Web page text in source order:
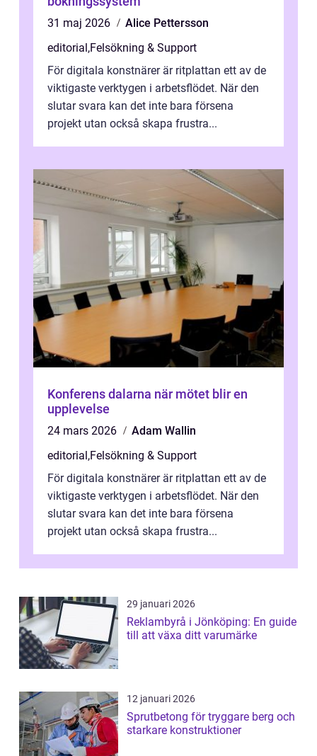
31 maj 2026
Alice Pettersson
editorial,Felsökning & Support
För digitala konstnärer är ritplattan ett av de
viktigaste verktygen i arbetsflödet. När den
slutar svara kan det inte bara försena
projekt utan också skapa frustra...
Konferens dalarna när mötet blir en
upplevelse
24 mars 2026
Adam Wallin
editorial,Felsökning & Support
För digitala konstnärer är ritplattan ett av de
viktigaste verktygen i arbetsflödet. När den
slutar svara kan det inte bara försena
projekt utan också skapa frustra...
29 januari 2026
Reklambyrå i Jönköping: En guide
till att växa ditt varumärke
12 januari 2026
Sprutbetong för tryggare berg och
starkare konstruktioner